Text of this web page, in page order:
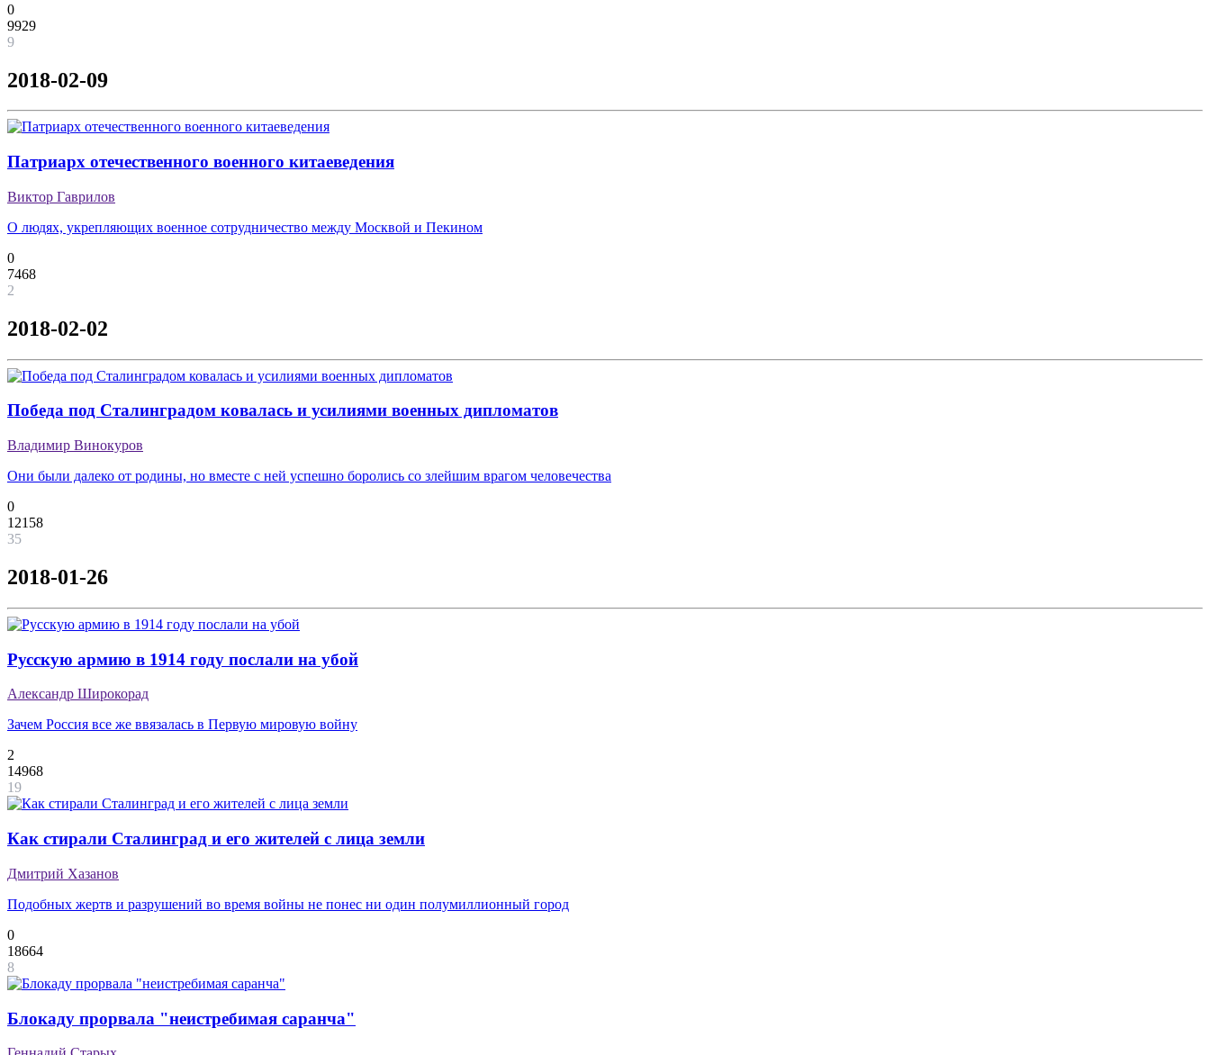
0
9929
9
2018-02-09
Патриарх отечественного военного китаеведения
Виктор Гаврилов
О людях, укрепляющих военное сотрудничество между Москвой и Пекином
0
7468
2
2018-02-02
Победа под Сталинградом ковалась и усилиями военных дипломатов
Владимир Винокуров
Они были далеко от родины, но вместе с ней успешно боролись со злейшим врагом человечества
0
12158
35
2018-01-26
Русскую армию в 1914 году послали на убой
Александр Широкорад
Зачем Россия все же ввязалась в Первую мировую войну
2
14968
19
Как стирали Сталинград и его жителей с лица земли
Дмитрий Хазанов
Подобных жертв и разрушений во время войны не понес ни один полумиллионный город
0
18664
8
Блокаду прорвала "неистребимая саранча"